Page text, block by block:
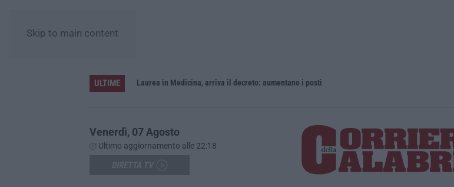
Skip to main content
ULTIME
Sistema bibliotecario vibonese, la dura replica di Soriano e Romeo: «Il fallimento è di chi ha staccato la spina» Laurea in Medicina, arriva il decreto: aumentano i posti
Venerdì, 07 Agosto
Ultimo aggiornamento alle 22:18